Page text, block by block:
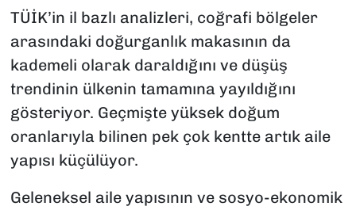
TÜİK’in il bazlı analizleri, coğrafi bölgeler
arasındaki doğurganlık makasının da
kademeli olarak daraldığını ve düşüş
trendinin ülkenin tamamına yayıldığını
gösteriyor. Geçmişte yüksek doğum
oranlarıyla bilinen pek çok kentte artık aile
yapısı küçülüyor.
Geleneksel aile yapısının ve sosyo-ekonomik